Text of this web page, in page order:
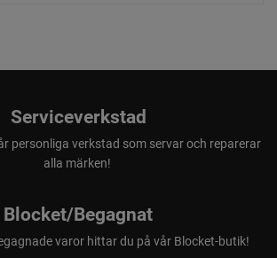
Serviceverkstad
personliga verkstad som servar och reparerar
alla märken!
Blocket/Begagnat
varor hittar du på vår Blocket-butik!